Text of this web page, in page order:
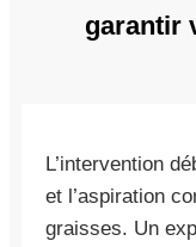
garantir
L’intervention
et l’aspiration
graisses. Un